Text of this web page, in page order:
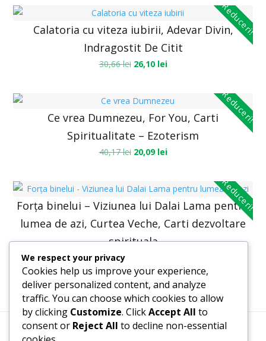
Reduceri!
Calatoria cu viteza iubirii, Adevar Divin,
Indragostit De Citit
30,66lei 26,10 lei
Reduceri!
Ce vrea Dumnezeu, For You, Carti
Spiritualitate – Ezoterism
40,17lei 20,09 lei
Reduceri!
Forța binelui – Viziunea lui Dalai Lama pentru
lumea de azi, Curtea Veche, Carti dezvoltare
spirituala
47,57lei
We respect your privacy
Cookies help us improve your experience,
deliver personalized content, and analyze
traffic. You can choose which cookies to allow
by clicking Customize. ClickAccept All to
consent or Reject All to decline non-essential